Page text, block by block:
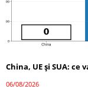
China, UE și SUA:
06/08/2026